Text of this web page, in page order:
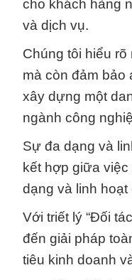
cho khách hàng
và dịch vụ.
Chúng tôi hiểu
mà còn đảm bảo
xây dựng một
ngành công
Sự đa dạng và
kết hợp giữa
dạng và linh
Với triết lý “Đối
đến giải pháp
tiêu kinh doanh